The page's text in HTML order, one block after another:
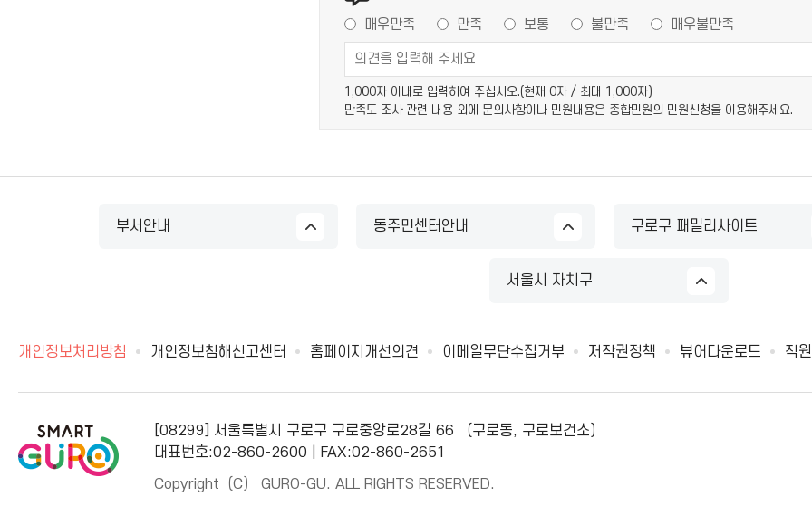
매우만족 만족 보통 불만족 매우불만족
1,000자 이내로 입력하여 주십시오.(현재 0자 / 최대 1,000자)
만족도 조사 관련 내용 외에 문의사항이나 민원내용은 종합민원의 민원신청을 이용해주세요.
부서안내 동주민센터안내 구로구 패밀리사이트
서울시 자치구
개인정보처리방침 개인정보침해신고센터 홈페이지개선의견 이메일무단수집거부 저작권정책 뷰어다운로드 직
[08299] 서울특별시 구로구 구로중앙로28길 66 （구로동, 구로보건소）
대표번호:02-860-2600 | FAX:02-860-2651
Copyright（C） GURO-GU. ALL RIGHTS RESERVED.